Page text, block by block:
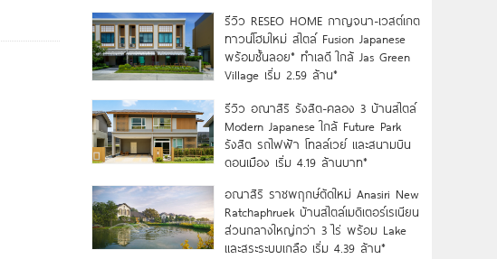
รีวิว RESEO HOME กาญจนา-เวสต์เกต
ทาวน์โฮมใหม่ สไตล์ Fusion Japanese
พร้อมชั้นลอย* ทำเลดี ใกล้ Jas Green
Village เริ่ม 2.59 ล้าน*
รีวิว อณาสิริ รังสิต-คลอง 3 บ้านสไตล์
Modern Japanese ใกล้ Future Park
รังสิต รถไฟฟ้า โทลล์เวย์ และสนามบิน
ดอนเมือง เริ่ม 4.19 ล้านบาท*
อณาสิริ ราชพฤกษ์ตัดใหม่ Anasiri New
Ratchaphruek บ้านสไตล์เมดิเตอร์เรเนียน
ส่วนกลางใหญ่กว่า 3 ไร่ พร้อม Lake
และสระระบบเกลือ เริ่ม 4.39 ล้าน*